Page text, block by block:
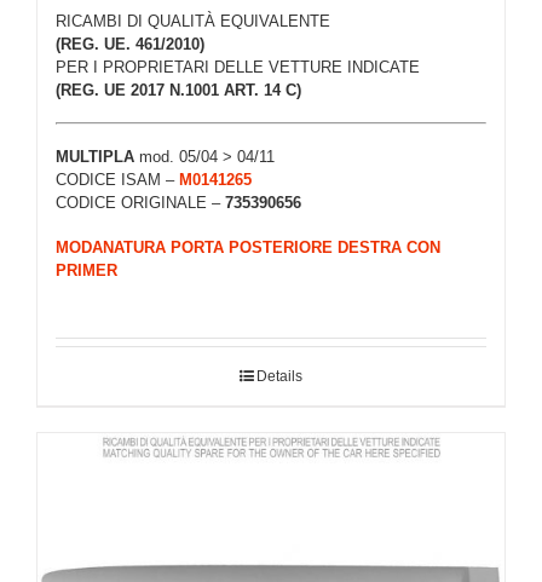
RICAMBI DI QUALITÀ EQUIVALENTE
(REG. UE. 461/2010)
PER I PROPRIETARI DELLE VETTURE INDICATE
(REG. UE 2017 N.1001 ART. 14 C)
MULTIPLA mod. 05/04 > 04/11
CODICE ISAM – M0141265
CODICE ORIGINALE – 735390656
MODANATURA PORTA POSTERIORE DESTRA CON
PRIMER
Details